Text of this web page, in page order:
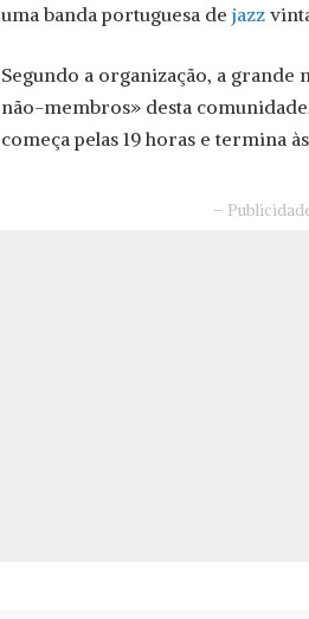
uma banda portuguesa dejazz
Segundo a organização, a grande
não-membros» desta
começa pelas 19 horas e termina
–